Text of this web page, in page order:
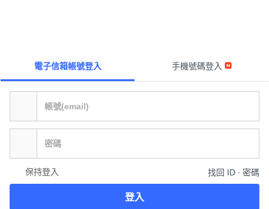
電子信箱帳號登入 手機號碼登入
保持登入 找回 ID ∙ 密碼
登入